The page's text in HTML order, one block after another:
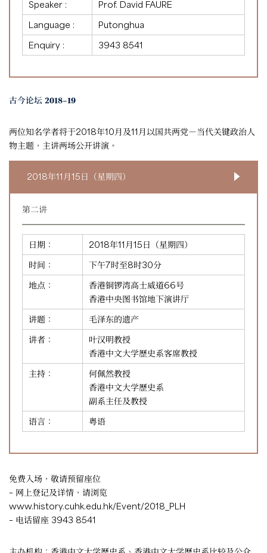
Speaker :
Prof. David FAURE
Language :
Putonghua
Enquiry :
3943 8541
古今论坛 2018–19
两位知名学者将于2018年10月及11月以国共两党－当代关键政治人
物主题，主讲两场公开讲演。
2018年11月15日（星期四）
第二讲
日期：
2018年11月15日（星期四）
时间：
下午7时至8时30分
地点：
香港铜锣湾高士威道66号
香港中央图书馆地下演讲厅
讲题：
毛泽东的遗产
讲者：
叶汉明教授
香港中文大学歷史系客席教授
主持：
何佩然教授
香港中文大学歷史系
副系主任及教授
语言：
粤语
免费入场，敬请预留座位
– 网上登记及详情，请浏览
www.history.cuhk.edu.hk/Event/2018_PLH
– 电话留座 3943 8541